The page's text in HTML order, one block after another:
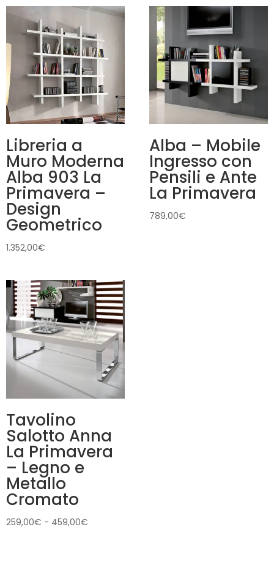
Libreria a
Muro Moderna
Alba 903 La
Primavera –
Design
Geometrico
1.352,00€
Alba – Mobile
Ingresso con
Pensili e Ante
La Primavera
789,00€
Tavolino
Salotto Anna
La Primavera
– Legno e
Metallo
Cromato
259,00€ - 459,00€